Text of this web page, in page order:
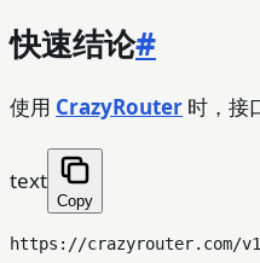
快速结论#
使用 CrazyRouter 时，接
text
Copy